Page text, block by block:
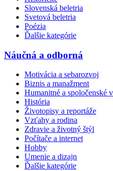
Slovenská beletria
Svetová beletria
Poézia
Ďalšie kategórie
Náučná a odborná
Motivácia a sebarozvoj
Biznis a manažment
Humanitné a spoločenské
História
Životopisy a reportáže
Vzťahy a rodina
Zdravie a životný štýl
Počítače a internet
Hobby
Umenie a dizajn
Ďalšie kategórie